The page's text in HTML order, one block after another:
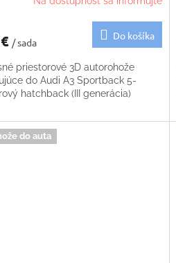
/ sada
Do košíka
priestorové 3D autorohože
do Audi A3 Sportback 5-
hatchback (III generácia)
do auta